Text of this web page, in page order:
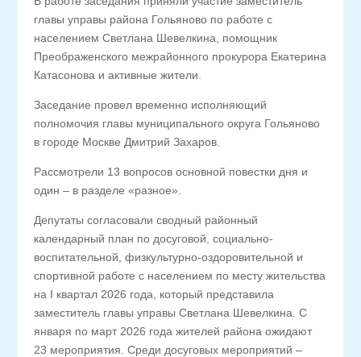
главы управы района Гольяново по работе с
населением Светлана Шевелкина, помощник
Преображенского межрайонного прокурора Екатерина
Катасонова и активные жители.
Заседание провел временно исполняющий
полномочия главы муниципального округа Гольяново
в городе Москве Дмитрий Захаров.
Рассмотрели 13 вопросов основной повестки дня и
один – в разделе «разное».
Депутаты согласовали сводный районный
календарный план по досуговой, социально-
воспитательной, физкультурно-оздоровительной и
спортивной работе с населением по месту жительства
на I квартал 2026 года, который представила
заместитель главы управы Светлана Шевелкина. С
января по март 2026 года жителей района ожидают
23 мероприятия. Среди досуговых мероприятий –